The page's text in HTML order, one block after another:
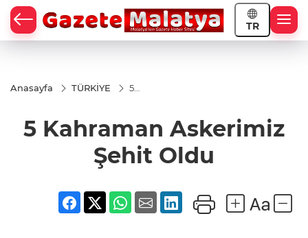
TR
Anasayfa TÜRKİYE
5
Şehit Oldu
5 Kahraman Askerimiz
Şehit Oldu